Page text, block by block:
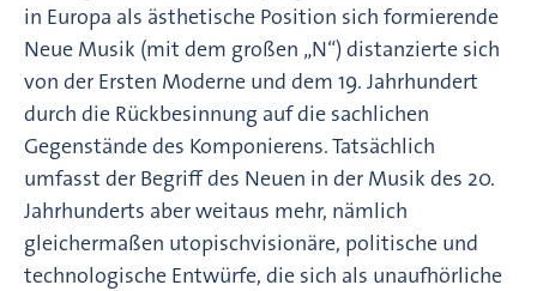
in Europa als ästhetische Position sich formierende
Neue Musik (mit dem großen „N“) distanzierte sich
von der Ersten Moderne und dem 19. Jahrhundert
durch die Rückbesinnung auf die sachlichen
Gegenstände des Komponierens. Tatsächlich
umfasst der Begriff des Neuen in der Musik des 20.
Jahrhunderts aber weitaus mehr, nämlich
gleichermaßen utopischvisionäre, politische und
technologische Entwürfe, die sich als unaufhörliche